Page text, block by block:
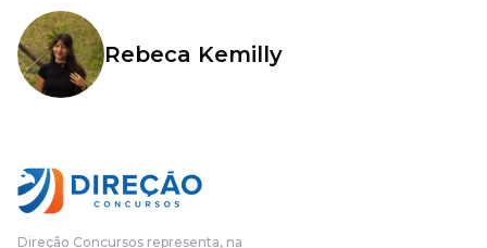
Rebeca Kemilly
Direção Concursos representa, na